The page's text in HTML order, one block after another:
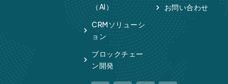
（AI）
CRMソリューシ
ョン
ブロックチェー
ン開発
お問い合わせ